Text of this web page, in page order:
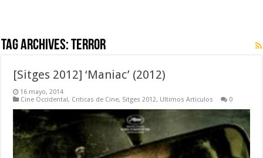
Tag Archives:Terror
[Sitges 2012] ‘Maniac’ (2012)
16 mayo, 2014
Cine Occidental, Criticas de Cine, Sitges 2012, Ultimos Articulos 0